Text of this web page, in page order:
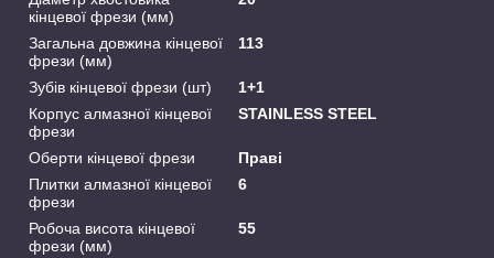
кінцевої фрези (мм)
Загальна довжина кінцевої
фрези (мм)
113
Зубів кінцевої фрези (шт)
1+1
Корпус алмазної кінцевої
фрези
STAINLESS STEEL
Оберти кінцевої фрези
Праві
Плитки алмазної кінцевої
фрези
6
Робоча висота кінцевої
фрези (мм)
55